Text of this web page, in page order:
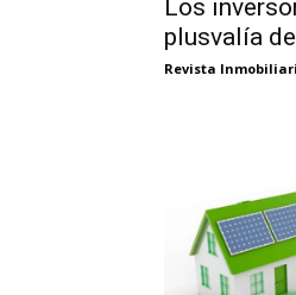
Los
plusvalía
Revista